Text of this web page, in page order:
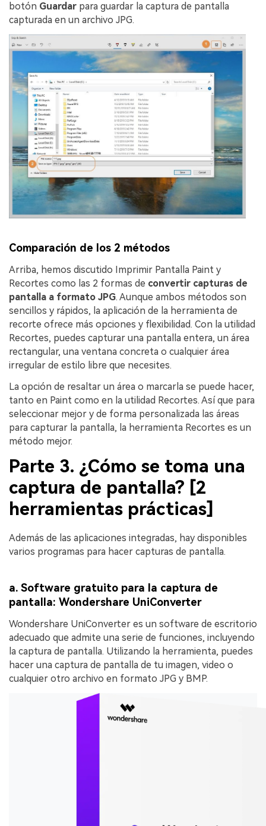
botón Guardar para guardar la captura de pantalla
capturada en un archivo JPG.
Comparación de los 2 métodos
Arriba, hemos discutido Imprimir Pantalla Paint y
Recortes como las 2 formas de convertir capturas de
pantalla a formato JPG. Aunque ambos métodos son
sencillos y rápidos, la aplicación de la herramienta de
recorte ofrece más opciones y flexibilidad. Con la utilidad
Recortes, puedes capturar una pantalla entera, un área
rectangular, una ventana concreta o cualquier área
irregular de estilo libre que necesites.
La opción de resaltar un área o marcarla se puede hacer,
tanto en Paint como en la utilidad Recortes. Así que para
seleccionar mejor y de forma personalizada las áreas
para capturar la pantalla, la herramienta Recortes es un
método mejor.
Parte 3. ¿Cómo se toma una
captura de pantalla? [2
herramientas prácticas]
Además de las aplicaciones integradas, hay disponibles
varios programas para hacer capturas de pantalla.
a. Software gratuito para la captura de
pantalla: Wondershare UniConverter
Wondershare UniConverter es un software de escritorio
adecuado que admite una serie de funciones, incluyendo
la captura de pantalla. Utilizando la herramienta, puedes
hacer una captura de pantalla de tu imagen, video o
cualquier otro archivo en formato JPG y BMP.